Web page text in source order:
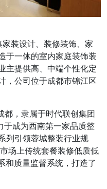
装设计、装修装饰、家
于一体的室内家庭装饰装
提供高、中端个性化定
，公司位于成都市锦江区
都，隶属于时代联创集团
于成为西南第一家品质整
列引领蓉城整装行业规
场上传统套餐装修低质低
和质量监督系统，打造了